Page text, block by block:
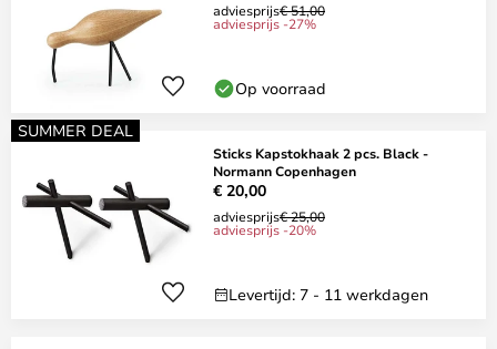
adviesprijs€ 51,00
adviesprijs -27%
Op voorraad
SUMMER DEAL
Sticks Kapstokhaak 2 pcs. Black -
Normann Copenhagen
€ 20,00
adviesprijs€ 25,00
adviesprijs -20%
Levertijd: 7 - 11 werkdagen